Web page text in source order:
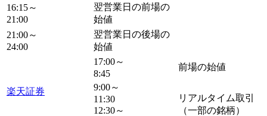
16:15～
21:00
翌営業日の前場の
始値
21:00～
24:00
翌営業日の後場の
始値
楽天証券
17:00～
8:45
前場の始値
9:00～
11:30
12:30～
リアルタイム取引
（一部の銘柄）